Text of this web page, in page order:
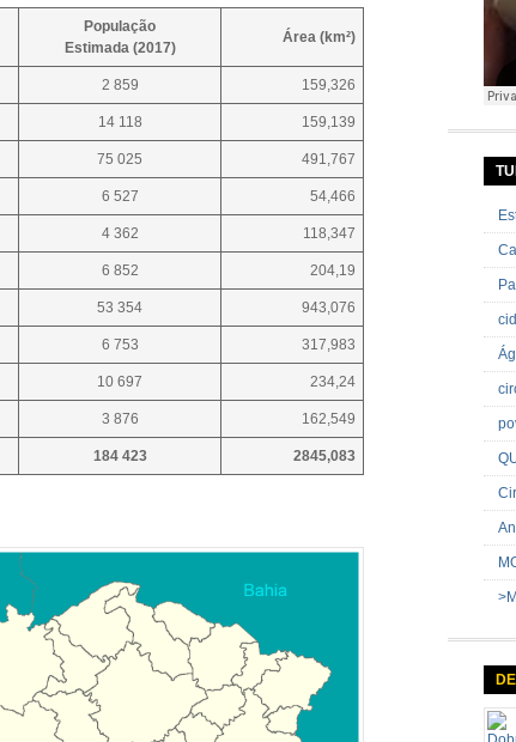
População
Estimada (2017)
Área (km²)
2 859 159,326
14 118 159,139
75 025 491,767
6 527 54,466
4 362 118,347
6 852 204,19
53 354 943,076
6 753 317,983
10 697 234,24
3 876 162,549
184 423 2845,083